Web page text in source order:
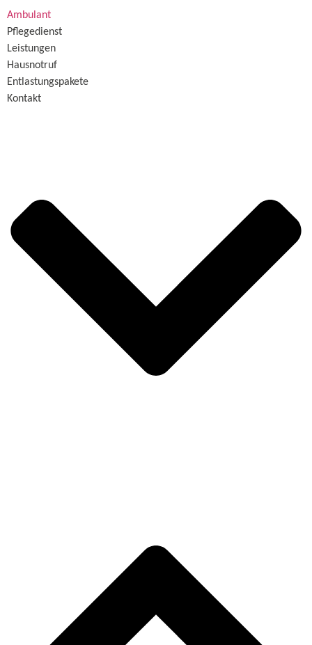
Ambulant
Pflegedienst
Leistungen
Hausnotruf
Entlastungspakete
Kontakt